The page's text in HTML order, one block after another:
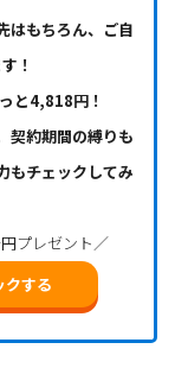
はもちろん、ご自
！
と4,818円！
契約期間の縛りも
もチェックしてみ
プレゼント／
クする